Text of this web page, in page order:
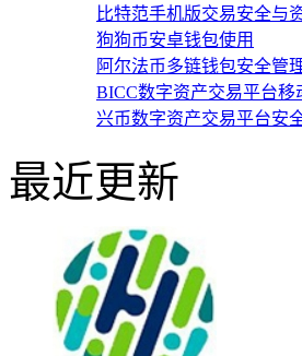
比特范手机版交易安全与
狗狗币安卓钱包使用
阿尔法币多链钱包安全管
BICC数字资产交易平台移
兴币数字资产交易平台安
最近更新